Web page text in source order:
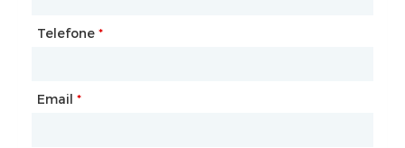
Telefone *
Email *
Caixa de correio
Telefone